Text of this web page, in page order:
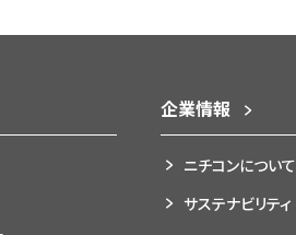
企業情報
ニチコンについて
サステナビリティ